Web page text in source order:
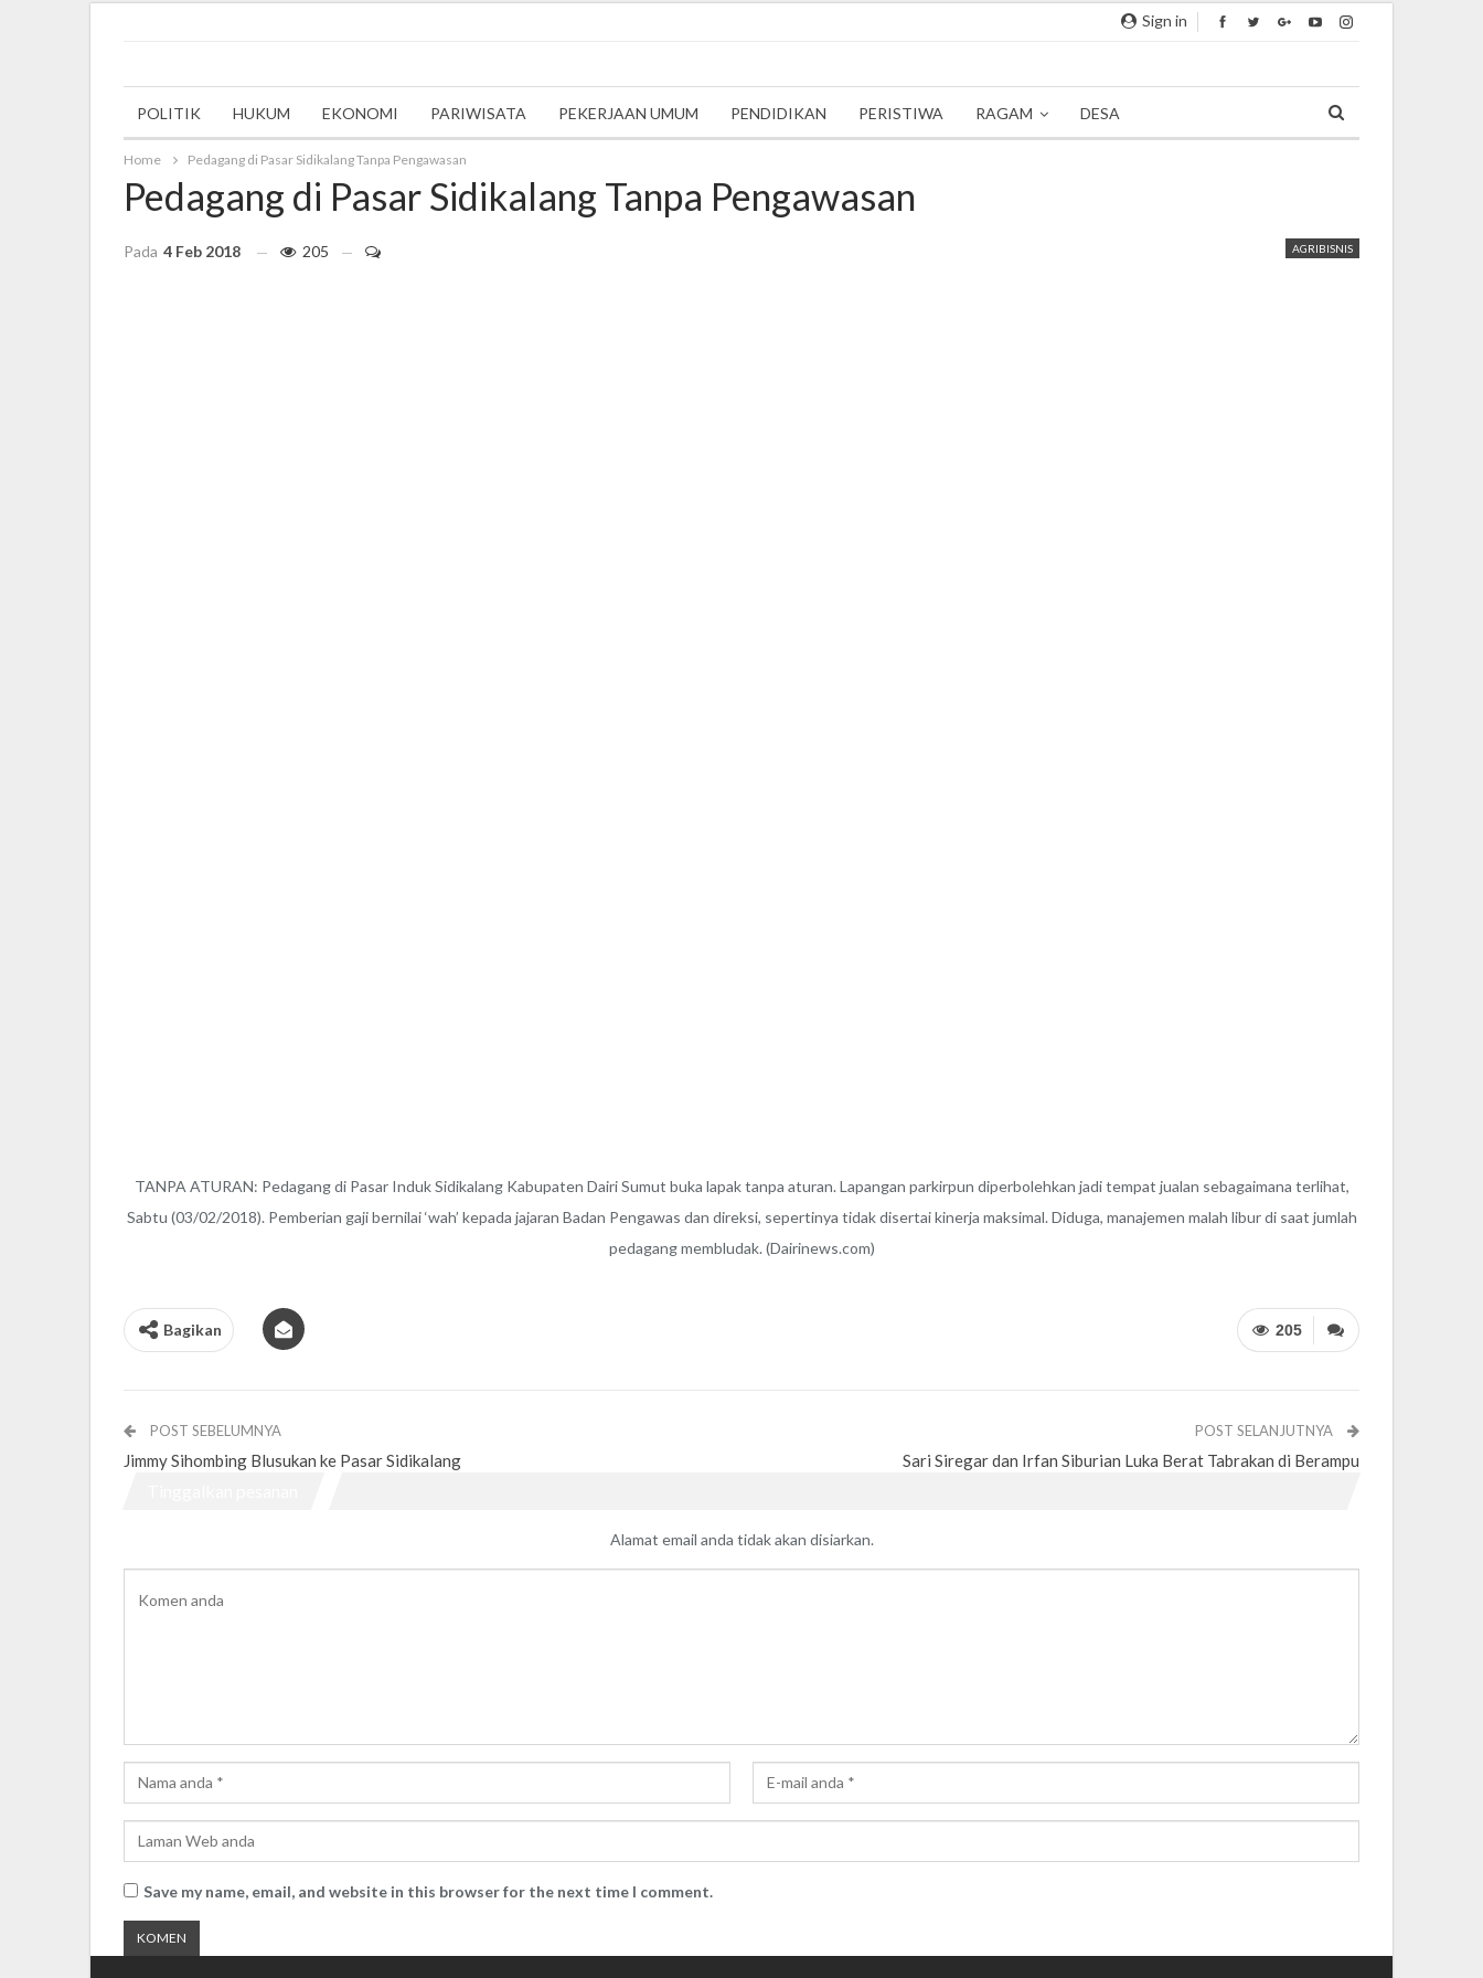
Sign in
POLITIK HUKUM EKONOMI PARIWISATA PEKERJAAN UMUM PENDIDIKAN PERISTIWA RAGAM DESA
Home Pedagang di Pasar Sidikalang Tanpa Pengawasan
Pedagang di Pasar Sidikalang Tanpa Pengawasan
AGRIBISNIS
Pada 4 Feb 2018 205
TANPA ATURAN: Pedagang di Pasar Induk Sidikalang Kabupaten Dairi Sumut buka lapak tanpa aturan. Lapangan parkirpun diperbolehkan jadi tempat jualan sebagaimana terlihat,
Sabtu (03/02/2018). Pemberian gaji bernilai ‘wah’ kepada jajaran Badan Pengawas dan direksi, sepertinya tidak disertai kinerja maksimal. Diduga, manajemen malah libur di saat jumlah
pedagang membludak. (Dairinews.com)
205
Bagikan
POST SEBELUMNYA
Jimmy Sihombing Blusukan ke Pasar Sidikalang
POST SELANJUTNYA
Sari Siregar dan Irfan Siburian Luka Berat Tabrakan di Berampu
Alamat email anda tidak akan disiarkan.
Save my name, email, and website in this browser for the next time I comment.